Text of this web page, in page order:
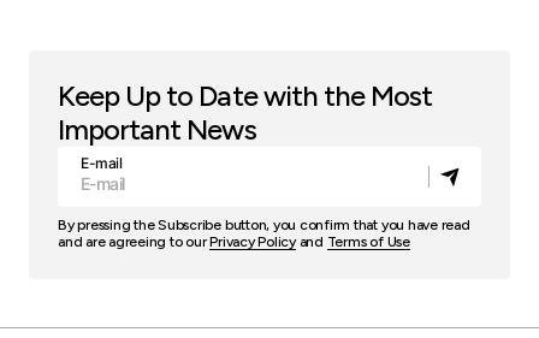
Keep Up to Date with the Most
Important News
E-mail
By pressing the Subscribe button, you confirm that you have read
and are agreeing to ourPrivacy Policyand Terms of Use